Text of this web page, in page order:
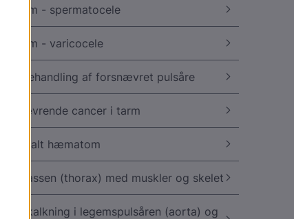
Scrotum - spermatocele
Scrotum - varicocele
Stentbehandling af forsnævret pulsåre
Forsnævrende cancer i tarm
Subduralt hæmatom
Brystkassen (thorax) med muskler og skelet
Åreforkalkning i legemspulsåren (aorta) og